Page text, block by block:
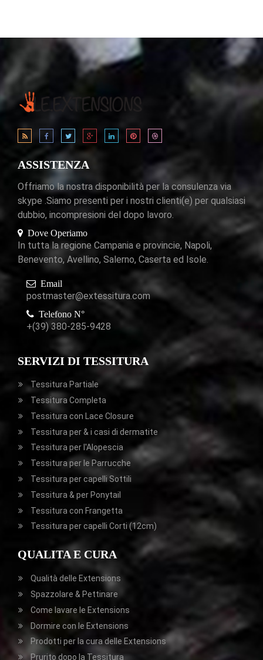
ASSISTENZA
Offriamo la nostra disponibilità per la consulenza via
skype .Siamo presenti per i nostri clienti(e) per qualsiasi
dubbio, incompresioni del dopo lavoro.
Dove Operiamo
In tutta la regione Campania e provincie, Napoli,
Benevento, Avellino, Salerno, Caserta ed Isole.
Email
postmaster@extessitura.com
Telefono N°
+(39) 380-285-9428
SERVIZI DI TESSITURA
Tessitura Partiale
Tessitura Completa
Tessitura con Lace Closure
Tessitura per & i casi di dermatite
Tessitura per l'Alopescia
Tessitura per le Parrucche
Tessitura per capelli Sottili
Tessitura & per Ponytail
Tessitura con Frangetta
Tessitura per capelli Corti (12cm)
QUALITA E CURA
Qualità delle Extensions
Spazzolare & Pettinare
Come lavare le Extensions
Dormire con le Extensions
Prodotti per la cura delle Extensions
Prurito dopo la Tessitura